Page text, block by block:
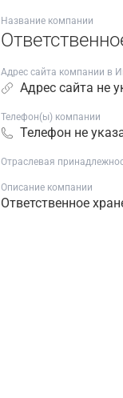
Название компании
Адрес сайта компании в
Адрес сайта не
Телефон(ы) компании
Телефон не
Отраслевая
Описание компании
Ответственное